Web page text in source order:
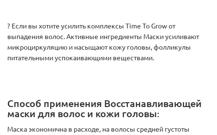
? Если вы хотите усилить комплексы Time To Grow от
выпадения волос. Активные ингредиенты Маски усиливают
микроциркуляцию и насыщают кожу головы, фолликулы
питательными успокаивающими веществами.
Способ применения Восстанавливающей
маски для волос и кожи головы:
Маска экономична в расходе, на волосы средней густоты